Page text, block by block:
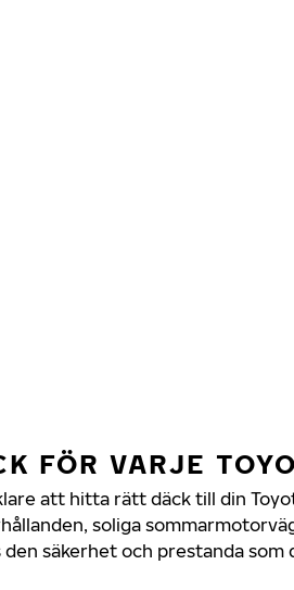
FÖR VARJE
att hitta rätt däck till din
soliga
säkerhet och prestanda som